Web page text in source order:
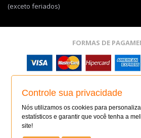
(exceto feriados)
FORMAS DE
SITE SEGURO
AUDITADO 06/08/26
Controle sua privacidade
Nós utilizamos os cookies para
estatísticos e garantir que você tenha a
site!